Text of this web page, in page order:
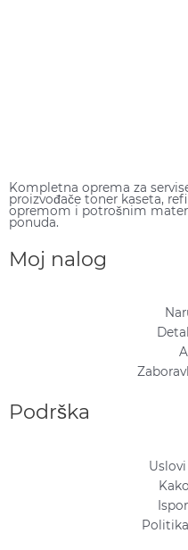
Kompletna oprema za
proizvođače toner kaseta,
opremom i potrošnim
ponuda.
Moj nalog
Podrška